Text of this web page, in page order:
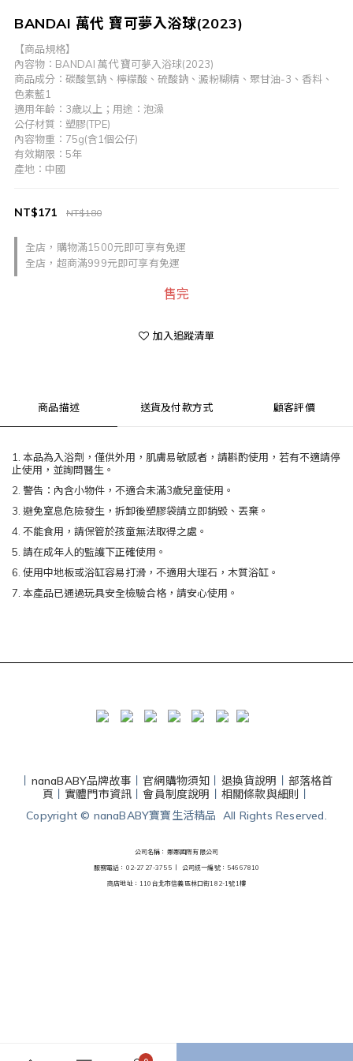
BANDAI 萬代 寶可夢入浴球(2023)
【商品規格】
內容物：BANDAI 萬代 寶可夢入浴球(2023)
商品成分：碳酸氫鈉、檸檬酸、硫酸鈉、澱粉糊精、聚甘油-3、香料、
色素藍1
適用年齡：3歲以上；用途：泡澡
公仔材質：塑膠(TPE)
內容物重：75g(含1個公仔)
有效期限：5年
產地：中國
全店，購物滿1500元即可享有免運
全店，超商滿999元即可享有免運
NT$180
NT$171
售完
加入追蹤清單
商品描述 送貨及付款方式 顧客評價
1. 本品為入浴劑，僅供外用， 肌膚易敏感者，請斟酌使用，若有不適請停
止使用，並詢問醫生。
2. 警告：內含小物件，不適合未滿3歲兒童使用。
3. 避免窒息危險發生，拆卸後塑膠袋請立即銷毀、丟棄。
4. 不能食用，請保管於孩童無法取得之處。
5. 請在成年人的監護下正確使用。
6. 使用中地板或浴缸容易打滑，不適用大理石，木質浴缸。
7. 本產品已通過玩具安全檢驗合格，請安心使用。
nanaBABY品牌故事 官網購物須知 退換貨說明
部落格首
頁
實體門市資訊 丨會員制度說明 相關條款與細則
Copyright © nanaBABY寶寶生活精品 All Rights Reserved.
公司名稱：娜娜國際有限公司
服務電話：02-2727-3755 丨 公司統一編號：54667810
商店地址：110台北市信義區林口街182-1號1樓